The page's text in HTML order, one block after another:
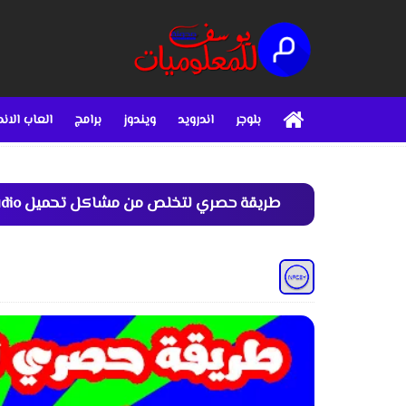
بلوجر اندرويد ويندوز برامج العاب
طريقة حصري لتخلص من مشاكل تحميل android studio و SDK خاصة به قل وداعا لهذه مشاكل من الأن